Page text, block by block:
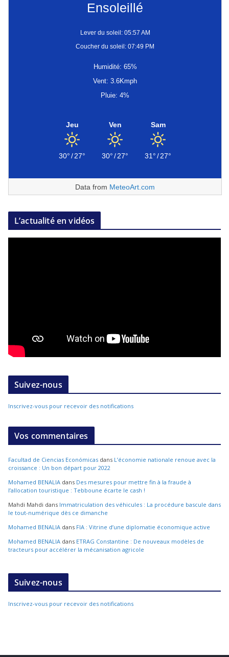
Ensoleillé
Lever du soleil: 05:57 AM
Coucher du soleil: 07:49 PM
Humidité: 65%
Vent: 3.6Kmph
Pluie: 4%
Jeu
30°/27°
Ven
30°/27°
Sam
31°/27°
Data from MeteoArt.com
L’actualité en vidéos
Suivez-nous
Inscrivez-vous pour recevoir des notifications
Vos commentaires
Facultad de Ciencias Económicas dans L’économie nationale renoue avec la
croissance : Un bon départ pour 2022
Mohamed BENALIA dans Des mesures pour mettre fin à la fraude à
l’allocation touristique : Tebboune écarte le cash !
Mahdi Mahdi dans Immatriculation des véhicules : La procédure bascule dans
le tout-numérique dès ce dimanche
Mohamed BENALIA dans FIA : Vitrine d’une diplomatie économique active
Mohamed BENALIA dans ETRAG Constantine : De nouveaux modèles de
tracteurs pour accélérer la mécanisation agricole
Suivez-nous
Inscrivez-vous pour recevoir des notifications